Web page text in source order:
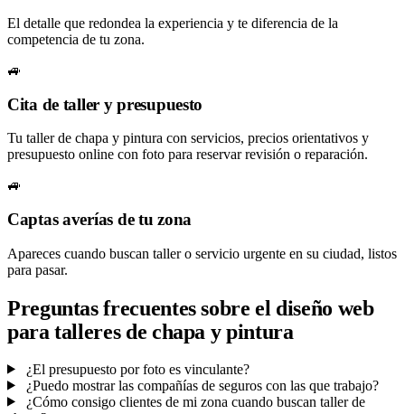
El detalle que redondea la experiencia y te diferencia de la
competencia de tu zona.
🚙
Cita de taller y presupuesto
Tu taller de chapa y pintura con servicios, precios orientativos y
presupuesto online con foto para reservar revisión o reparación.
🚙
Captas averías de tu zona
Apareces cuando buscan taller o servicio urgente en su ciudad, listos
para pasar.
Preguntas frecuentes sobre el diseño web
para talleres de chapa y pintura
¿El presupuesto por foto es vinculante?
¿Puedo mostrar las compañías de seguros con las que trabajo?
¿Cómo consigo clientes de mi zona cuando buscan taller de